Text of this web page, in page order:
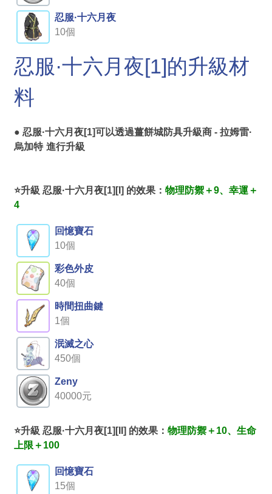
忍服·十六月夜
10個
忍服·十六月夜[1]的升級材
料
● 忍服·十六月夜[1]可以透過薑餅城防具升級商 - 拉姆雷·
烏加特 進行升級
⭐升級 忍服·十六月夜[1][I] 的效果： 物理防禦＋9、幸運＋
4
回憶寶石
10個
彩色外皮
40個
時間扭曲鍵
1個
泯滅之心
450個
Zeny
40000元
⭐升級 忍服·十六月夜[1][II] 的效果： 物理防禦＋10、生命
上限＋100
回憶寶石
15個